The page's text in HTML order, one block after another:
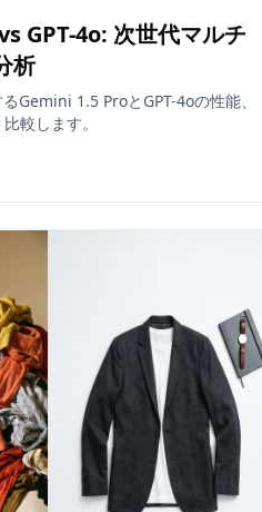
GPT-4o: 次世代マルチ
析
Gemini 1.5 ProとGPT-4oの性能、
較します。